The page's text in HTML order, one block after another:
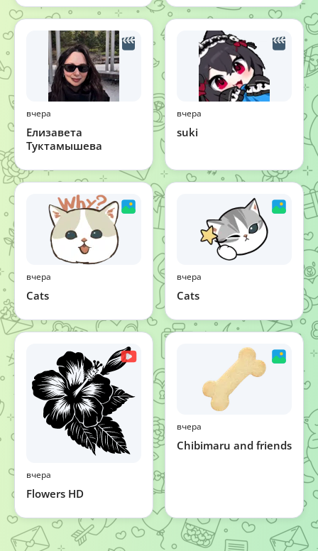
вчера
Елизавета
Туктамышева
вчера
suki
вчера
Cats
вчера
Cats
вчера
Flowers HD
вчера
Chibimaru and friends